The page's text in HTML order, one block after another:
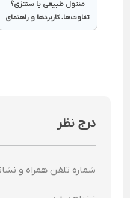
منتول طبیعی یا سنتزی؟
تفاوت‌ها، کاربردها و راهنمای
انتخاب
درج نظر
شماره تلفن همراه و